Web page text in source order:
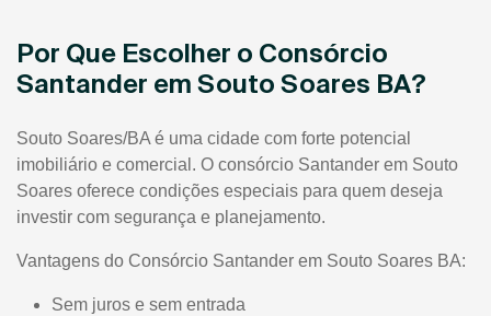
Por Que Escolher o Consórcio
Santander em Souto Soares BA?
Souto Soares/BA é uma cidade com forte potencial
imobiliário e comercial. O consórcio Santander em Souto
Soares oferece condições especiais para quem deseja
investir com segurança e planejamento.
Vantagens do Consórcio Santander em Souto Soares BA:
Sem juros e sem entrada